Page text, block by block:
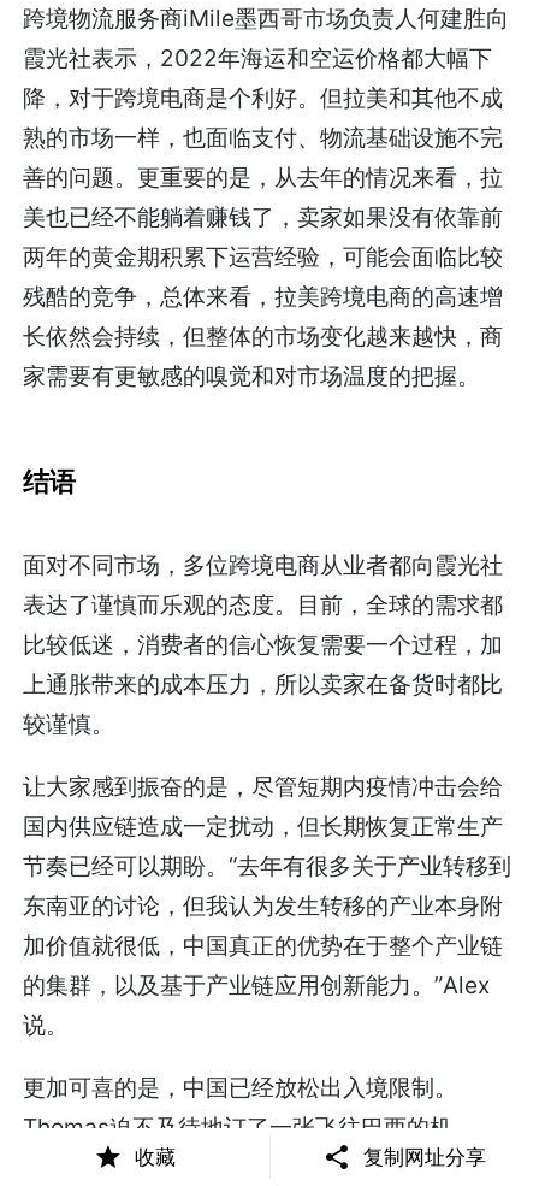
跨境物流服务商iMile墨西哥市场负责人何建胜向
霞光社表示，2022年海运和空运价格都大幅下
降，对于跨境电商是个利好。但拉美和其他不成
熟的市场一样，也面临支付、物流基础设施不完
善的问题。更重要的是，从去年的情况来看，拉
美也已经不能躺着赚钱了，卖家如果没有依靠前
两年的黄金期积累下运营经验，可能会面临比较
残酷的竞争，总体来看，拉美跨境电商的高速增
长依然会持续，但整体的市场变化越来越快，商
家需要有更敏感的嗅觉和对市场温度的把握。
结语
面对不同市场，多位跨境电商从业者都向霞光社
表达了谨慎而乐观的态度。目前，全球的需求都
比较低迷，消费者的信心恢复需要一个过程，加
上通胀带来的成本压力，所以卖家在备货时都比
较谨慎。
让大家感到振奋的是，尽管短期内疫情冲击会给
国内供应链造成一定扰动，但长期恢复正常生产
节奏已经可以期盼。“去年有很多关于产业转移到
东南亚的讨论，但我认为发生转移的产业本身附
加价值就很低，中国真正的优势在于整个产业链
的集群，以及基于产业链应用创新能力。”Alex
说。
更加可喜的是，中国已经放松出入境限制。
Thomas迫不及待地订了一张飞往巴西的机
票。“很长时间没有出去，非常需要出去转转，感
收藏 复制网址分享